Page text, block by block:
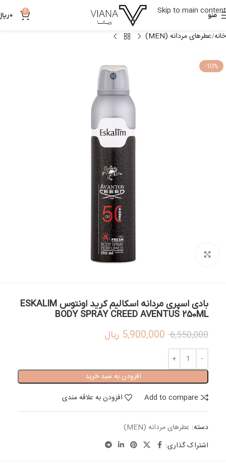
Skip to main content
منو 0
0
خانه عطرهای مردانه (MEN)
-10%
بادی اسپری مردانه اسکالیم کرید اونتوس ESKALIM
BODY SPRAY CREED AVENTUS 250ML
6,550,000
5,900,000 ریال
افزودن به سبد خرید
Add to compare
افزودن به علاقه مندی
دسته: عطرهای مردانه (MEN)
اشتراک گذاری: